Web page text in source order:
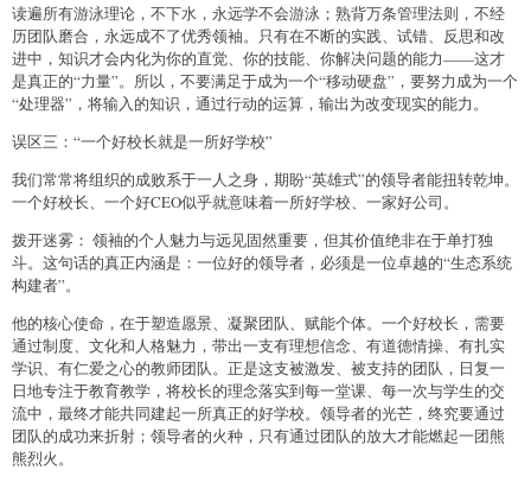
读遍所有游泳理论，不下水，永远学不会游泳；熟背万条管理法则，不经
历团队磨合，永远成不了优秀领袖。只有在不断的实践、试错、反思和改
进中，知识才会内化为你的直觉、你的技能、你解决问题的能力——这才
是真正的“力量”。所以，不要满足于成为一个“移动硬盘”，要努力成为一个
“处理器”，将输入的知识，通过行动的运算，输出为改变现实的能力。
误区三：“一个好校长就是一所好学校”
我们常常将组织的成败系于一人之身，期盼“英雄式”的领导者能扭转乾坤。
一个好校长、一个好CEO似乎就意味着一所好学校、一家好公司。
拨开迷雾： 领袖的个人魅力与远见固然重要，但其价值绝非在于单打独
斗。这句话的真正内涵是：一位好的领导者，必须是一位卓越的“生态系统
构建者”。
他的核心使命，在于塑造愿景、凝聚团队、赋能个体。一个好校长，需要
通过制度、文化和人格魅力，带出一支有理想信念、有道德情操、有扎实
学识、有仁爱之心的教师团队。正是这支被激发、被支持的团队，日复一
日地专注于教育教学，将校长的理念落实到每一堂课、每一次与学生的交
流中，最终才能共同建起一所真正的好学校。领导者的光芒，终究要通过
团队的成功来折射；领导者的火种，只有通过团队的放大才能燃起一团熊
熊烈火。